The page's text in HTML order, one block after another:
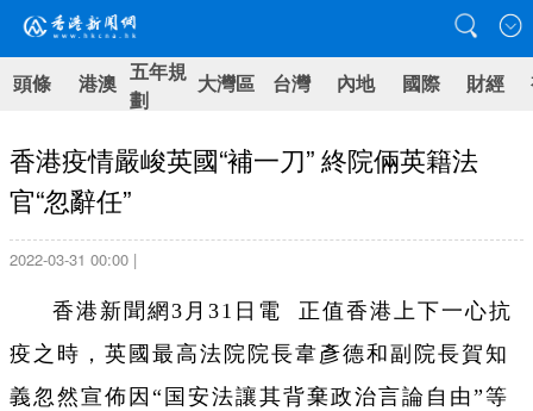
頭條 港澳 五年規
劃
大灣區 台灣 內地 國際 財經
香港疫情嚴峻英國“補一刀” 終院倆英籍法
官“忽辭任”
2022-03-31 00:00 |
香港新聞網3月31日電 正值香港上下一心抗
疫之時，英國最高法院院長韋彥德和副院長賀知
義忽然宣佈因“国安法讓其背棄政治言論自由”等